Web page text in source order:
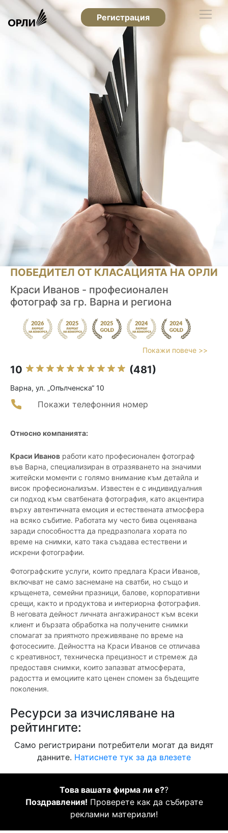
Регистрация
ПОБЕДИТЕЛ ОТ КЛАСАЦИЯТА НА ОРЛИ
Краси Иванов - професионален
фотограф за гр. Варна и региона
Покажи повече >>
10 (481)
Варна, ул. „Опълченска“ 10
Покажи телефонния номер
Относно компанията:
Краси Иванов работи като професионален фотограф
във Варна, специализиран в отразяването на значими
житейски моменти с голямо внимание към детайла и
висок професионализъм. Известен е с индивидуалния
си подход към сватбената фотография, като акцентира
върху автентичната емоция и естествената атмосфера
на всяко събитие. Работата му често бива оценявана
заради способността да предразполага хората по
време на снимки, като така създава естествени и
искрени фотографии.
Фотографските услуги, които предлага Краси Иванов,
включват не само заснемане на сватби, но също и
кръщенета, семейни празници, балове, корпоративни
срещи, както и продуктова и интериорна фотография.
В неговата дейност личната ангажираност към всеки
клиент и бързата обработка на получените снимки
спомагат за приятното преживяване по време на
фотосесиите. Дейността на Краси Иванов се отличава
с креативност, техническа прецизност и стремеж да
предоставя снимки, които запазват атмосферата,
радостта и емоциите като ценен спомен за бъдещите
поколения.
Ресурси за изчисляване на
рейтингите:
Само регистрирани потребители могат да видят
данните. Натиснете тук за да влезете
Това вашата фирма ли е??
Поздравления! Проверете как да събирате
рекламни материали!